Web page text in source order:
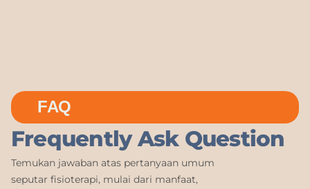
FAQ
Frequently Ask Question
Temukan jawaban atas pertanyaan umum
seputar fisioterapi, mulai dari manfaat,